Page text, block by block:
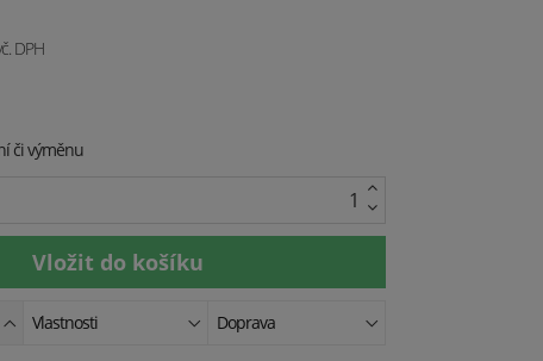
DPH
či výměnu
Vlastnosti Doprava